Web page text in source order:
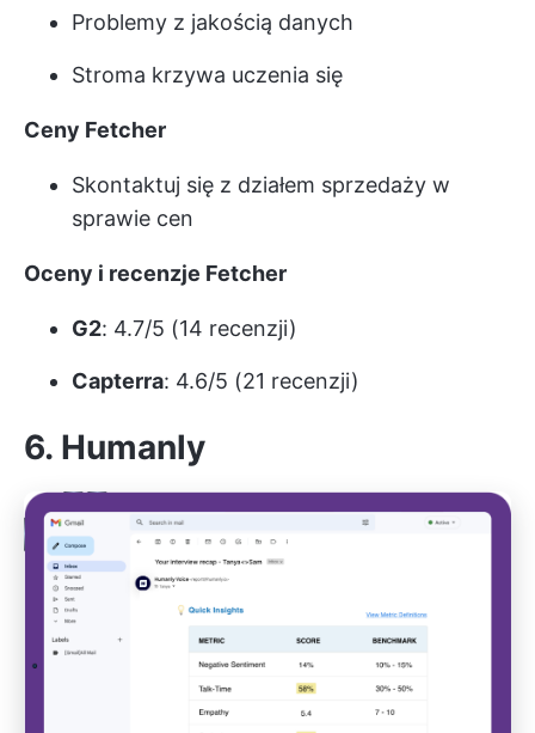
Problemy z jakością danych
Stroma krzywa uczenia się
Ceny Fetcher
Skontaktuj się z działem sprzedaży w
sprawie cen
Oceny i recenzje Fetcher
G2: 4.7/5 (14 recenzji)
Capterra: 4.6/5 (21 recenzji)
6. Humanly